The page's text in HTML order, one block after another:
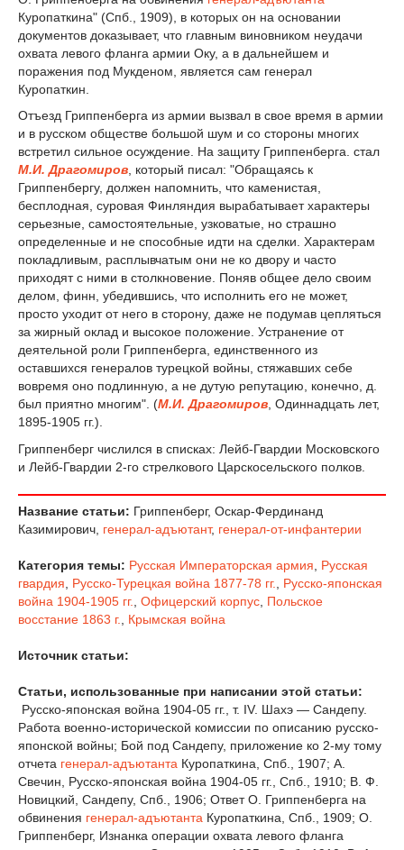
Куропаткина" (Спб., 1909), в которых он на основании
документов доказывает, что главным виновником неудачи
охвата левого фланга армии Оку, а в дальнейшем и
поражения под Мукденом, является сам генерал
Куропаткин.
Отъезд Гриппенберга из армии вызвал в свое время в армии
и в русском обществе большой шум и со стороны многих
встретил сильное осуждение. На защиту Гриппенберга. стал
М.И. Драгомиров, который писал: "Обращаясь к
Гриппенбергу, должен напомнить, что каменистая,
бесплодная, суровая Финляндия вырабатывает характеры
серьезные, самостоятельные, узковатые, но страшно
определенные и не способные идти на сделки. Характерам
покладливым, расплывчатым они не ко двору и часто
приходят с ними в столкновение. Поняв общее дело своим
делом, финн, убедившись, что исполнить его не может,
просто уходит от него в сторону, даже не подумав цепляться
за жирный оклад и высокое положение. Устранение от
деятельной роли Гриппенберга, единственного из
оставшихся генералов турецкой войны, стяжавших себе
вовремя оно подлинную, а не дутую репутацию, конечно, д.
был приятно многим". (М.И. Драгомиров, Одиннадцать лет,
1895-1905 гг.).
Гриппенберг числился в списках: Лейб-Гвардии Московского
и Лейб-Гвардии 2-го стрелкового Царскосельского полков.
Название статьи: Гриппенберг, Оскар-Фердинанд
Казимирович, генерал-адъютант, генерал-от-инфантерии
Категория темы: Русская Императорская армия
Русская
гвардия
Русско-Турецкая война 1877-78 гг.
Русско-японская
война 1904-1905 гг.
Офицерский корпус Польское
восстание 1863 г.
Крымская война
Источник статьи:
Статьи, использованные при написании этой статьи:
Русско-японская война 1904-05 гг., т. IV. Шахэ — Сандепу.
Работа военно-исторической комиссии по описанию русско-
японской войны; Бой под Сандепу, приложение ко 2-му тому
отчета генерал-адъютанта Куропаткина, Спб., 1907; А.
Свечин, Русско-японская война 1904-05 гг., Спб., 1910; В. Ф.
Новицкий, Сандепу, Спб., 1906; Ответ О. Гриппенберга на
обвинения генерал-адъютанта Куропаткина, Спб., 1909; О.
Гриппенберг, Изнанка операции охвата левого фланга